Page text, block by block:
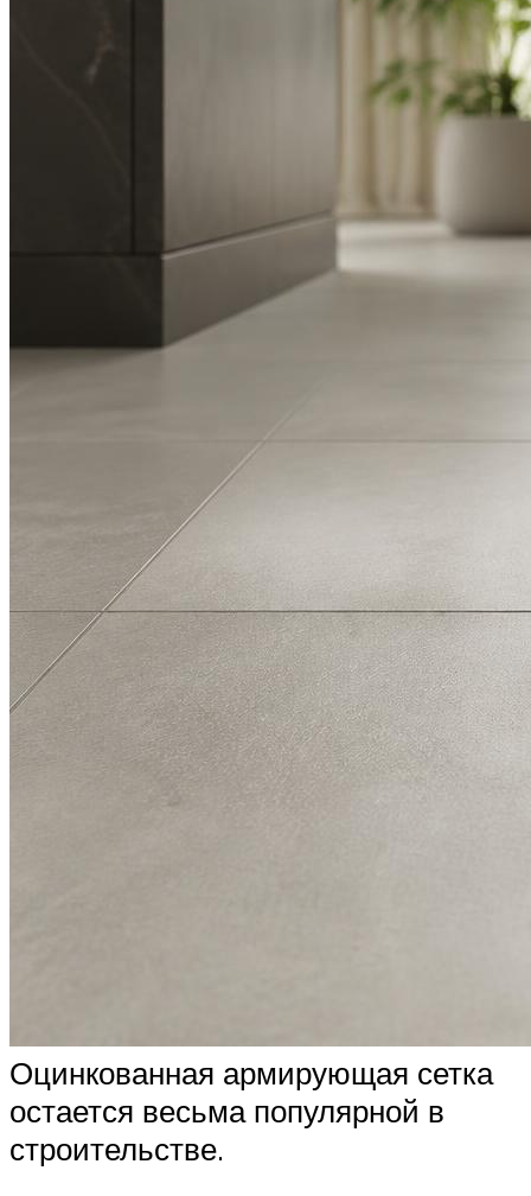
Оцинкованная армирующая сетка
остается весьма популярной в
строительстве.